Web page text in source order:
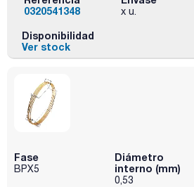
0320541348
x u.
Disponibilidad
Ver stock
Fase
BPX5
Diámetro
interno (mm)
0,53